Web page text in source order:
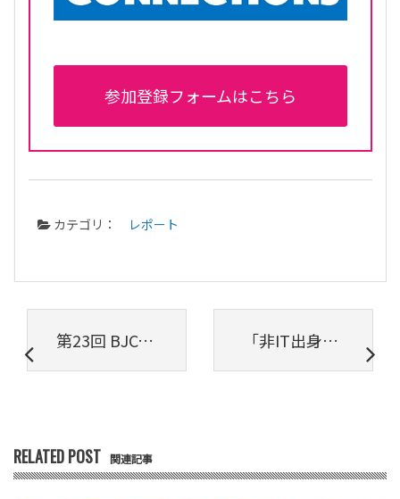
参加登録フォームはこちら
カテゴリ： レポート
第23回 BJCC Meetup! 開催レポート：Boxは1年でどれだけ進化した？「使わないともったいない」新機能をピックアップ 「非IT出身の情シス部長」と「 ITを知り尽くした情シスリーダー」が激論互いのIT戦略に斬り込んでわかった「新たな発見」とは（前編）
RELATED POST 関連記事